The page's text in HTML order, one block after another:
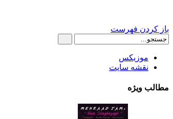
باز کردن فهرست
موزیکس
نقشه سایت
مطالب ویژه